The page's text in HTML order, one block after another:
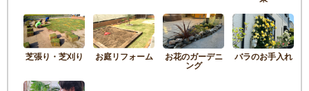
芝張り・芝刈り お庭リフォーム お花のガーデニ
ング
バラのお手入れ